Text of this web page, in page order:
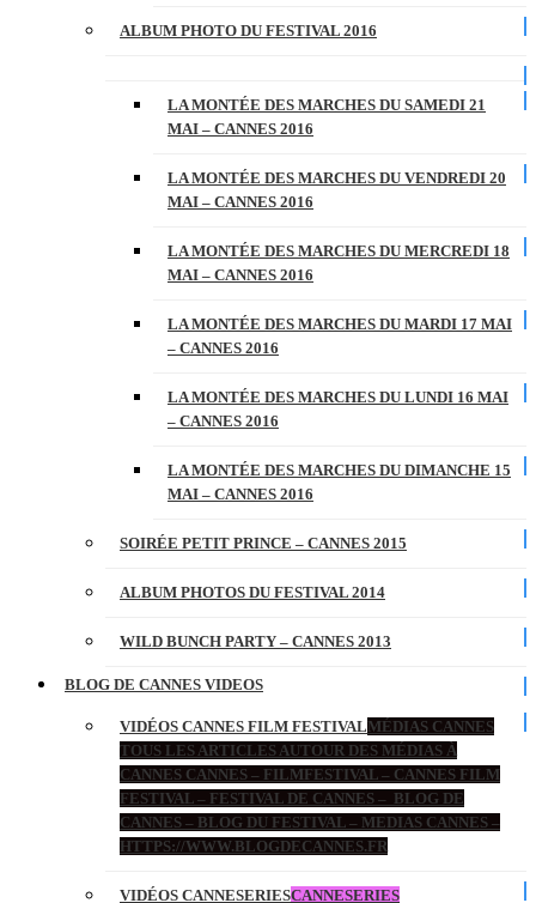
ALBUM PHOTO DU FESTIVAL 2016
LA MONTÉE DES MARCHES DU SAMEDI 21
MAI – CANNES 2016
LA MONTÉE DES MARCHES DU VENDREDI 20
MAI – CANNES 2016
LA MONTÉE DES MARCHES DU MERCREDI 18
MAI – CANNES 2016
LA MONTÉE DES MARCHES DU MARDI 17 MAI
– CANNES 2016
LA MONTÉE DES MARCHES DU LUNDI 16 MAI
– CANNES 2016
LA MONTÉE DES MARCHES DU DIMANCHE 15
MAI – CANNES 2016
SOIRÉE PETIT PRINCE – CANNES 2015
ALBUM PHOTOS DU FESTIVAL 2014
WILD BUNCH PARTY – CANNES 2013
BLOG DE CANNES VIDEOS
VIDÉOS CANNES FILM FESTIVALMÉDIAS CANNES
TOUS LES ARTICLES AUTOUR DES MÉDIAS À
CANNES CANNES – FILMFESTIVAL – CANNES FILM
FESTIVAL – FESTIVAL DE CANNES – BLOG DE
CANNES – BLOG DU FESTIVAL – MEDIAS CANNES –
HTTPS://WWW.BLOGDECANNES.FR
VIDÉOS CANNESERIESCANNESERIES